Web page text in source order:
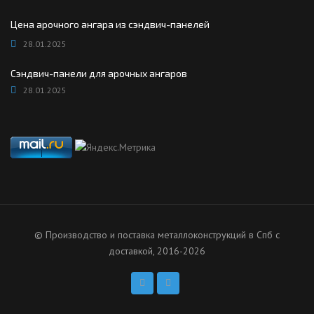
Цена арочного ангара из сэндвич-панелей
28.01.2025
Сэндвич-панели для арочных ангаров
28.01.2025
© Производство и поставка металлоконструкций в Спб с
доставкой, 2016-2026